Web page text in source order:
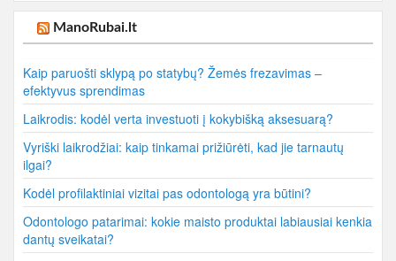
ManoRubai.lt
Kaip paruošti sklypą po statybų? Žemės frezavimas –
efektyvus sprendimas
Laikrodis: kodėl verta investuoti į kokybišką aksesuarą?
Vyriški laikrodžiai: kaip tinkamai prižiūrėti, kad jie tarnautų
ilgai?
Kodėl profilaktiniai vizitai pas odontologą yra būtini?
Odontologo patarimai: kokie maisto produktai labiausiai kenkia
dantų sveikatai?